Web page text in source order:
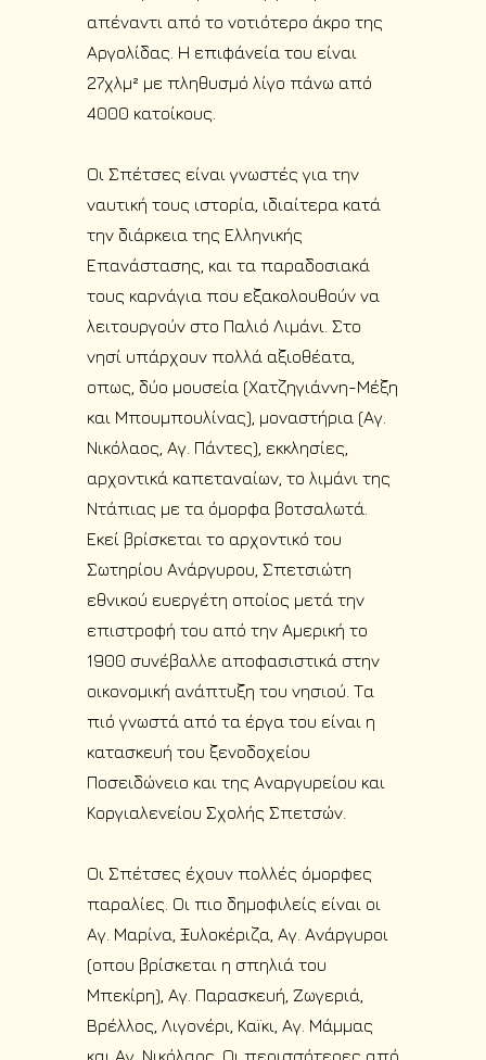
απέναντι από το νοτιότερο άκρο της
Αργολίδας. Η επιφάνεία του είναι
27χλμ² με πληθυσμό λίγο πάνω από
4000 κατοίκους.
Οι Σπέτσες είναι γνωστές για την
ναυτική τους ιστορία, ιδιαίτερα κατά
την διάρκεια της Ελληνικής
Επανάστασης, και τα παραδοσιακά
τους καρνάγια που εξακολουθούν να
λειτουργούν στο Παλιό Λιμάνι. Στο
νησί υπάρχουν πολλά αξιοθέατα,
οπως, δύο μουσεία (Χατζηγιάννη-Μέξη
και Μπουμπουλίνας), μοναστήρια (Αγ.
Νικόλαος, Αγ. Πάντες), εκκλησίες,
αρχοντικά καπεταναίων, το λιμάνι της
Ντάπιας με τα όμορφα βοτσαλωτά.
Εκεί βρίσκεται το αρχοντικό του
Σωτηρίου Ανάργυρου, Σπετσιώτη
εθνικού ευεργέτη οποίος μετά την
επιστροφή του από την Αμερική το
1900 συνέβαλλε αποφασιστικά στην
οικονομική ανάπτυξη του νησιού. Τα
πιό γνωστά από τα έργα του είναι η
κατασκευή του ξενοδοχείου
Ποσειδώνειο και της Αναργυρείου και
Κοργιαλενείου Σχολής Σπετσών.
Οι Σπέτσες έχουν πολλές όμορφες
παραλίες. Οι πιο δημοφιλείς είναι οι
Αγ. Μαρίνα, Ξυλοκέριζα, Αγ. Ανάργυροι
(οπου βρίσκεται η σπηλιά του
Μπεκίρη), Αγ. Παρασκευή, Ζωγεριά,
Βρέλλος, Λιγονέρι, Καïκι, Αγ. Μάμμας
και Αγ. Νικόλαος. Οι περισσότερες από